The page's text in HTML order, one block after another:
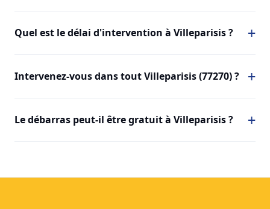
Quel est le délai d'intervention à Villeparisis ?
Intervenez-vous dans tout Villeparisis (77270) ?
Le débarras peut-il être gratuit à Villeparisis ?